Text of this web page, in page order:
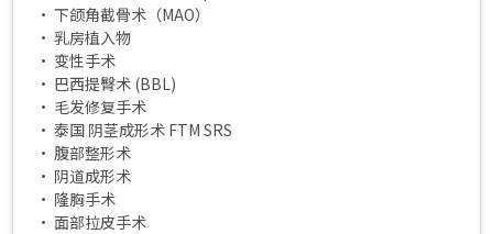
• 下颌角截骨术（MAO）
• 乳房植入物
• 变性手术
• 巴西提臀术 (BBL)
• 毛发修复手术
• 泰国 阴茎成形术 FTM SRS
• 腹部整形术
• 阴道成形术
• 隆胸手术
• 面部拉皮手术